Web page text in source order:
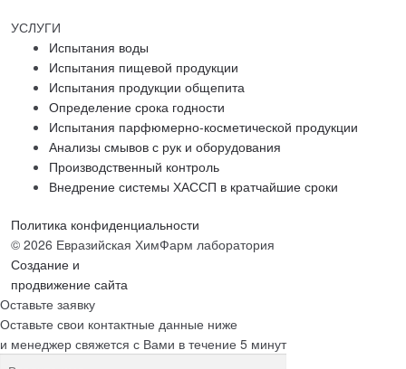
УСЛУГИ
Испытания воды
Испытания пищевой продукции
Испытания продукции общепита
Определение срока годности
Испытания парфюмерно-косметической продукции
Анализы смывов с рук и оборудования
Производственный контроль
Внедрение системы ХАССП в кратчайшие сроки
Политика конфиденциальности
© 2026 Евразийская ХимФарм лаборатория
Создание и
продвижение сайта
Оставьте заявку
Оставьте свои контактные данные ниже
и менеджер свяжется с Вами в течение 5 минут